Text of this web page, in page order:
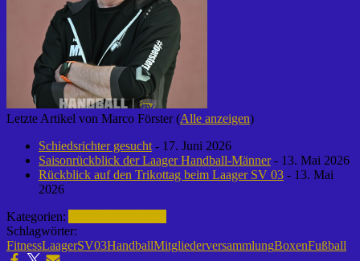
Letzte Artikel von Marco Förster(Alle anzeigen)
Schiedsrichter gesucht - 17. Juni 2026
Saisonrückblick der Laager Handball-Männer- 13. Mai 2026
Rückblick auf den Trikottag beim Laager SV 03 - 13. Mai
2026
Kategorien:
Schlagwörter:
FitnessLaagerSV03HandballMitgliederversammlungBoxenFußball